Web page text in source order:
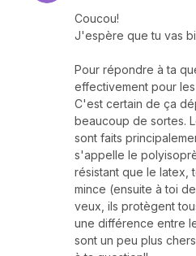
Coucou!
J'espère que tu vas
Pour répondre à ta
effectivement pour
C'est certain de ça
beaucoup de sortes.
sont faits
s'appelle le
résistant que le latex,
mince (ensuite à toi
veux, ils protègent
une différence entre
sont un peu plus